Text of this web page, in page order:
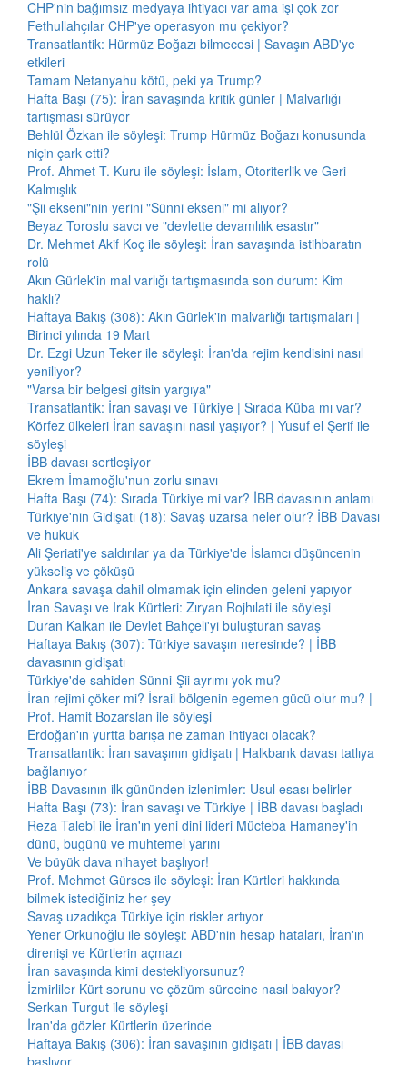
CHP'nin bağımsız medyaya ihtiyacı var ama işi çok zor
Fethullahçılar CHP'ye operasyon mu çekiyor?
Transatlantik: Hürmüz Boğazı bilmecesi | Savaşın ABD'ye
etkileri
Tamam Netanyahu kötü, peki ya Trump?
Hafta Başı (75): İran savaşında kritik günler | Malvarlığı
tartışması sürüyor
Behlül Özkan ile söyleşi: Trump Hürmüz Boğazı konusunda
niçin çark etti?
Prof. Ahmet T. Kuru ile söyleşi: İslam, Otoriterlik ve Geri
Kalmışlık
"Şii ekseni"nin yerini "Sünni ekseni" mi alıyor?
Beyaz Toroslu savcı ve "devlette devamlılık esastır"
Dr. Mehmet Akif Koç ile söyleşi: İran savaşında istihbaratın
rolü
Akın Gürlek'in mal varlığı tartışmasında son durum: Kim
haklı?
Haftaya Bakış (308): Akın Gürlek'in malvarlığı tartışmaları |
Birinci yılında 19 Mart
Dr. Ezgi Uzun Teker ile söyleşi: İran'da rejim kendisini nasıl
yeniliyor?
"Varsa bir belgesi gitsin yargıya"
Transatlantik: İran savaşı ve Türkiye | Sırada Küba mı var?
Körfez ülkeleri İran savaşını nasıl yaşıyor? | Yusuf el Şerif ile
söyleşi
İBB davası sertleşiyor
Ekrem İmamoğlu'nun zorlu sınavı
Hafta Başı (74): Sırada Türkiye mi var? İBB davasının anlamı
Türkiye'nin Gidişatı (18): Savaş uzarsa neler olur? İBB Davası
ve hukuk
Ali Şeriati'ye saldırılar ya da Türkiye'de İslamcı düşüncenin
yükseliş ve çöküşü
Ankara savaşa dahil olmamak için elinden geleni yapıyor
İran Savaşı ve Irak Kürtleri: Zıryan Rojhılati ile söyleşi
Duran Kalkan ile Devlet Bahçeli'yi buluşturan savaş
Haftaya Bakış (307): Türkiye savaşın neresinde? | İBB
davasının gidişatı
Türkiye'de sahiden Sünni-Şii ayrımı yok mu?
İran rejimi çöker mi? İsrail bölgenin egemen gücü olur mu? |
Prof. Hamit Bozarslan ile söyleşi
Erdoğan'ın yurtta barışa ne zaman ihtiyacı olacak?
Transatlantik: İran savaşının gidişatı | Halkbank davası tatlıya
bağlanıyor
İBB Davasının ilk gününden izlenimler: Usul esası belirler
Hafta Başı (73): İran savaşı ve Türkiye | İBB davası başladı
Reza Talebi ile İran'ın yeni dini lideri Mücteba Hamaney'in
dünü, bugünü ve muhtemel yarını
Ve büyük dava nihayet başlıyor!
Prof. Mehmet Gürses ile söyleşi: İran Kürtleri hakkında
bilmek istediğiniz her şey
Savaş uzadıkça Türkiye için riskler artıyor
Yener Orkunoğlu ile söyleşi: ABD'nin hesap hataları, İran'ın
direnişi ve Kürtlerin açmazı
İran savaşında kimi destekliyorsunuz?
İzmirliler Kürt sorunu ve çözüm sürecine nasıl bakıyor?
Serkan Turgut ile söyleşi
İran'da gözler Kürtlerin üzerinde
Haftaya Bakış (306): İran savaşının gidişatı | İBB davası
başlıyor